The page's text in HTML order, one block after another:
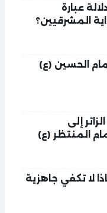
عبارة
المشرقيين؟
الحسين (ع)
إلى
المنتظر (ع)
لا تكفي جاهزية